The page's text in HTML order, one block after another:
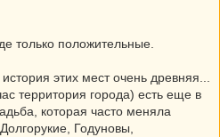
только положительные.
этих мест очень древняя...
территория города) есть еще в
которая часто меняла
Годуновы,